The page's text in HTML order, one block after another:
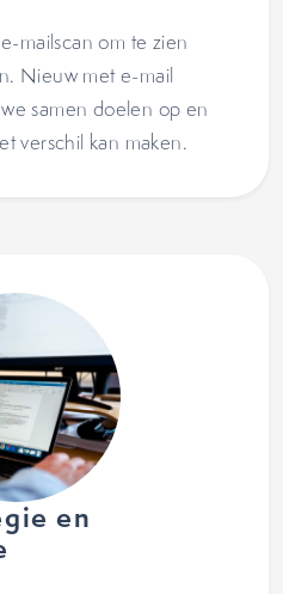
mailscan om te zien
Nieuw met e-mail
samen doelen op en
verschil kan maken.
en